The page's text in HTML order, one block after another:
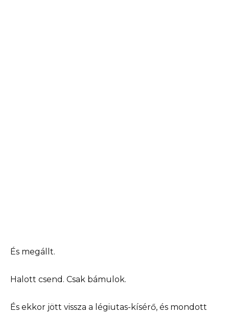
És megállt.
Halott csend. Csak bámulok.
És ekkor jött vissza a légiutas-kísérő, és mondott